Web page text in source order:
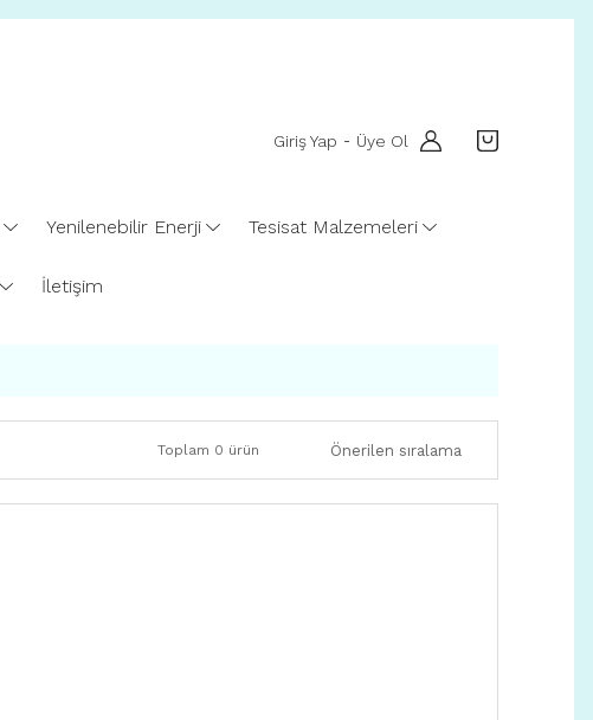
Giriş Yap - Üye Ol
Yenilenebilir Enerji Tesisat Malzemeleri
İletişim
Toplam 0 ürün